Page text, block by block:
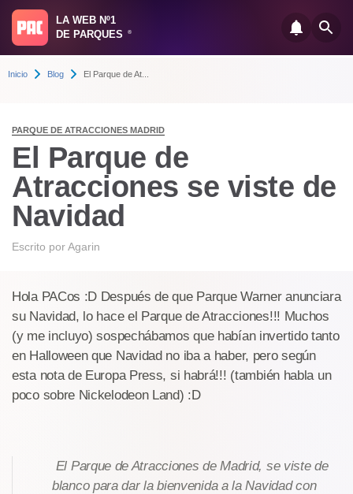
LA WEB Nº1
DE PARQUES
®
Inicio Blog El Parque de At...
PARQUE DE ATRACCIONES MADRID
El Parque de
Atracciones se viste de
Navidad
Escrito porAgarin
Hola PACos :D Después de que Parque Warner anunciara
su Navidad, lo hace el Parque de Atracciones!!! Muchos
(y me incluyo) sospechábamos que habían invertido tanto
en Halloween que Navidad no iba a haber, pero según
esta nota de Europa Press, si habrá!!! (también habla un
poco sobre Nickelodeon Land) :D
El Parque de Atracciones de Madrid, se viste de
blanco para dar la bienvenida a la Navidad con